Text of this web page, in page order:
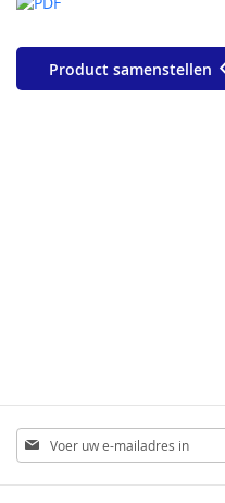
Product samenstellen
Abonneer
u
op